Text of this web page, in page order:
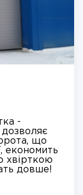
-
що
економить
хвірткою
довше!